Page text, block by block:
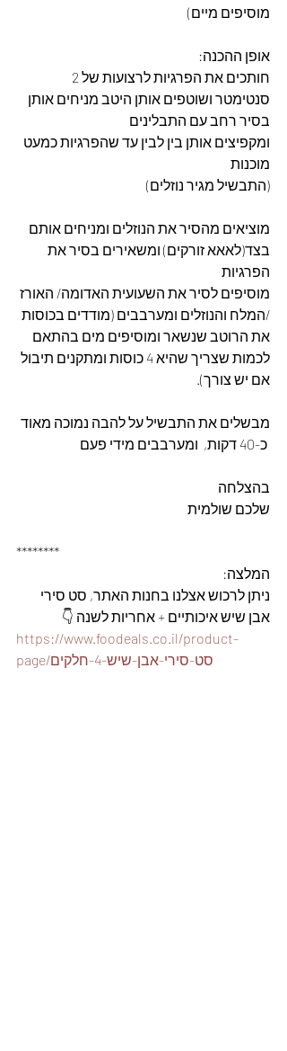
מוסיפים מיים)
אופן ההכנה:
סנטימטר ושוטפים אותן היטב מניחים אותן
בסיר רחב עם התבלינים
ומקפיצים אותן בין לבין עד שהפרגיות כמעט
מוכנות
(התבשיל מגיר נוזלים)
מוציאים מהסיר את הנוזלים ומניחים אותם
בצד(לאאא זורקים) ומשאירים בסיר את
הפרגיות
מוסיפים לסיר את השעועית האדומה/ האורז
/המלח והנוזלים ומערבבים (מודדים בכוסות
את הרוטב שנשאר ומוסיפים מים בהתאם
לכמות שצריך שהיא 4 כוסות ומתקנים תיבול
אם יש צורך).
מבשלים את התבשיל על להבה נמוכה מאוד
כ-40 דקות,  ומערבבים מידי פעם
בהצלחה
שלכם שולמית
********
המלצה:
ניתן לרכוש אצלנו בחנות האתר, סט סירי
אבן שיש איכותיים + אחריות לשנה 👇
https://www.foodeals.co.il/product-
page/סט-סירי-אבן-שיש-4-חלקים